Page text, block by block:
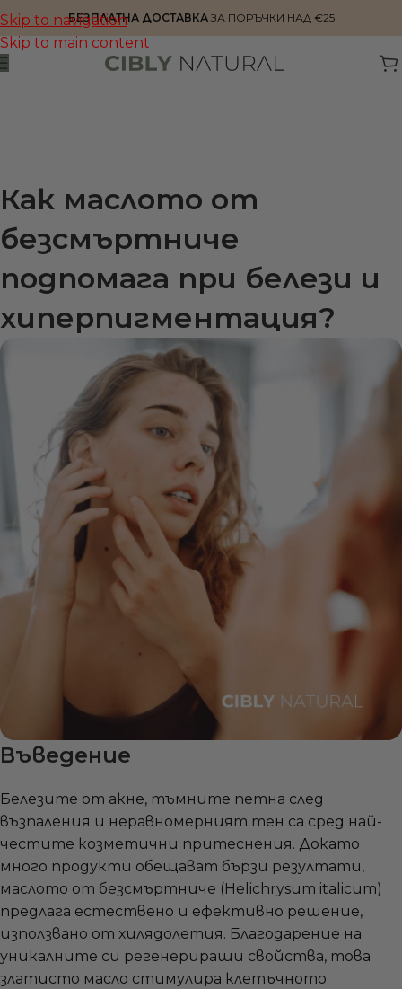
Skip to navigation
Skip to main content
БЕЗПЛАТНА ДОСТАВКАЗА ПОРЪЧКИ НАД €25
Как маслото от
безсмъртниче
подпомага при белези и
хиперпигментация?
Въведение
Белезите от акне, тъмните петна след
възпаления и неравномерният тен са сред най-
честите козметични притеснения. Докато
много продукти обещават бързи резултати,
маслото от безсмъртниче (Helichrysum italicum)
предлага естествено и ефективно решение,
използвано от хилядолетия. Благодарение на
уникалните си регенериращи свойства, това
златисто масло стимулира клетъчното